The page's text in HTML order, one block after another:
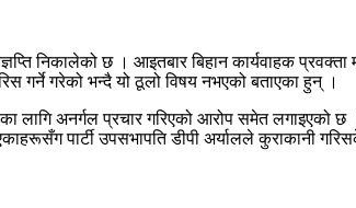
निकालेको छ । आइतबार बिहान कार्यवाहक
गर्ने गरेको भन्दै यो ठूलो विषय नभएको बताएका हुन् ।
लागि अनर्गल प्रचार गरिएको आरोप समेत
पार्टी उपसभापति डीपी अर्यालले कुराकानी